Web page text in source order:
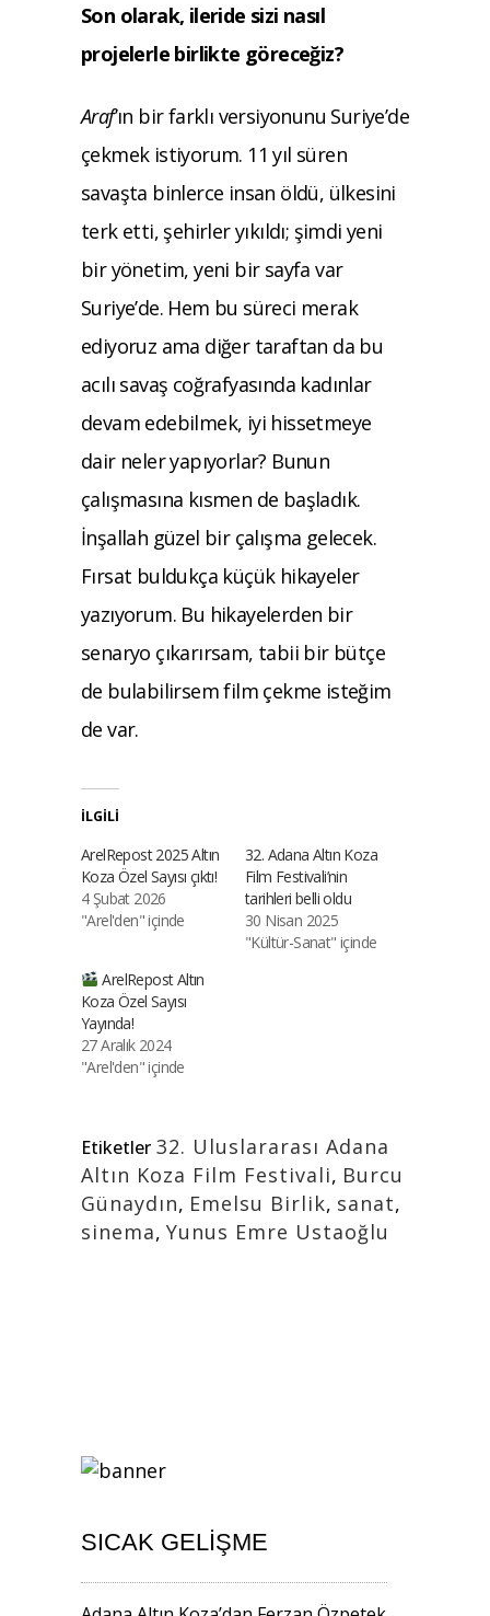
Son olarak, ileride sizi nasıl
projelerle birlikte göreceğiz?
Araf’ın bir farklı versiyonunu Suriye’de
çekmek istiyorum. 11 yıl süren
savaşta binlerce insan öldü, ülkesini
terk etti, şehirler yıkıldı; şimdi yeni
bir yönetim, yeni bir sayfa var
Suriye’de. Hem bu süreci merak
ediyoruz ama diğer taraftan da bu
acılı savaş coğrafyasında kadınlar
devam edebilmek, iyi hissetmeye
dair neler yapıyorlar? Bunun
çalışmasına kısmen de başladık.
İnşallah güzel bir çalışma gelecek.
Fırsat buldukça küçük hikayeler
yazıyorum. Bu hikayelerden bir
senaryo çıkarırsam, tabii bir bütçe
de bulabilirsem film çekme isteğim
de var.
İLGILI
ArelRepost 2025 Altın
Koza Özel Sayısı çıktı!
4 Şubat 2026
"Arel'den" içinde
32. Adana Altın Koza
Film Festivali’nin
tarihleri belli oldu
30 Nisan 2025
"Kültür-Sanat" içinde
ArelRepost Altın
Koza Özel Sayısı
Yayında!
27 Aralık 2024
"Arel'den" içinde
Etiketler 32. Uluslararası Adana
Altın Koza Film Festivali, Burcu
Günaydın, Emelsu Birlik, sanat,
sinema, Yunus Emre Ustaoğlu
SICAK GELIŞME